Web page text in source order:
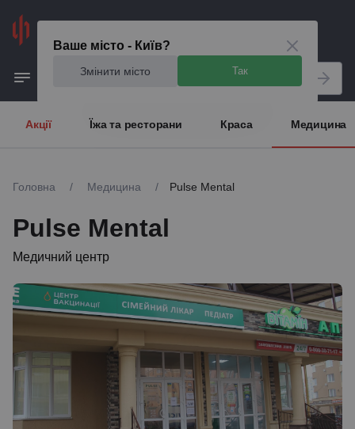
Ваше місто - Київ?
Змінити місто Так
Акції Їжа та ресторани Краса Медицина
Головна / Медицина / Pulse Mental
Pulse Mental
Медичний центр